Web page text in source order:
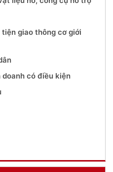
giao thông cơ giới
doanh có điều kiện